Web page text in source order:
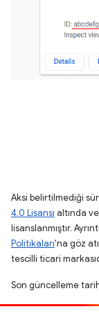
Aksi belirtilmediği
4.0 Lisansı altında
lisanslanmıştır.
Politikaları'na göz
tescilli ticari
Son güncelleme